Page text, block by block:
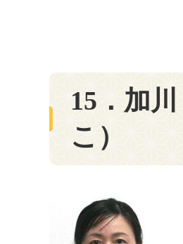
15．加
こ）